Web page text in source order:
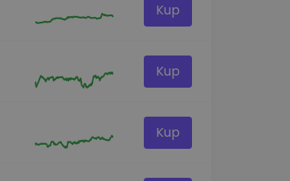
Kup
Kup
Kup